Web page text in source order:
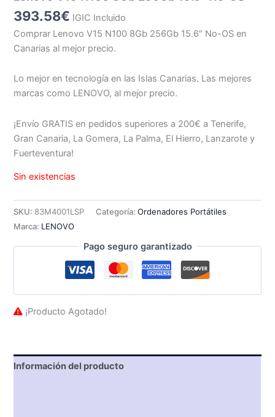
393.58€ IGIC Incluido
Comprar Lenovo V15 N100 8Gb 256Gb 15.6″ No-OS en
Canarias al mejor precio.
Lo mejor en tecnología en las Islas Canarias. Las mejores
marcas como LENOVO, al mejor precio.
¡Envío GRATIS en pedidos superiores a 200€ a Tenerife,
Gran Canaria, La Gomera, La Palma, El Hierro, Lanzarote y
Fuerteventura!
Sin existencias
SKU: 83M4001LSP Categoría:Ordenadores Portátiles
Marca: LENOVO
Pago seguro garantizado
¡Producto Agotado!
Información del producto